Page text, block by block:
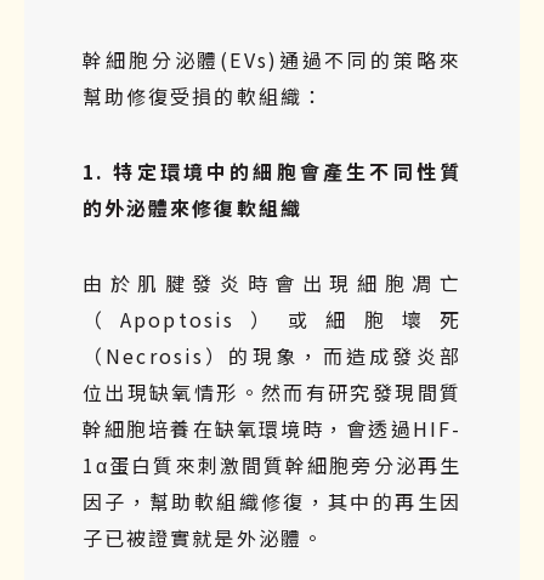
幹細胞分泌體(EVs)通過不同的策略來
幫助修復受損的軟組織：
1. 特定環境中的細胞會產生不同性質
的外泌體來修復軟組織
由於肌腱發炎時會出現細胞凋亡
（Apoptosis）或細胞壞死
（Necrosis）的現象，而造成發炎部
位出現缺氧情形。然而有研究發現間質
幹細胞培養在缺氧環境時，會透過HIF-
1α蛋白質來刺激間質幹細胞旁分泌再生
因子，幫助軟組織修復，其中的再生因
子已被證實就是外泌體。